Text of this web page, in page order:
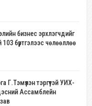
бизнес эрхлэгчдийг
бүртгэлээс чөлөөллөө
тэргүүтэй УИХ-
Ассамблейн